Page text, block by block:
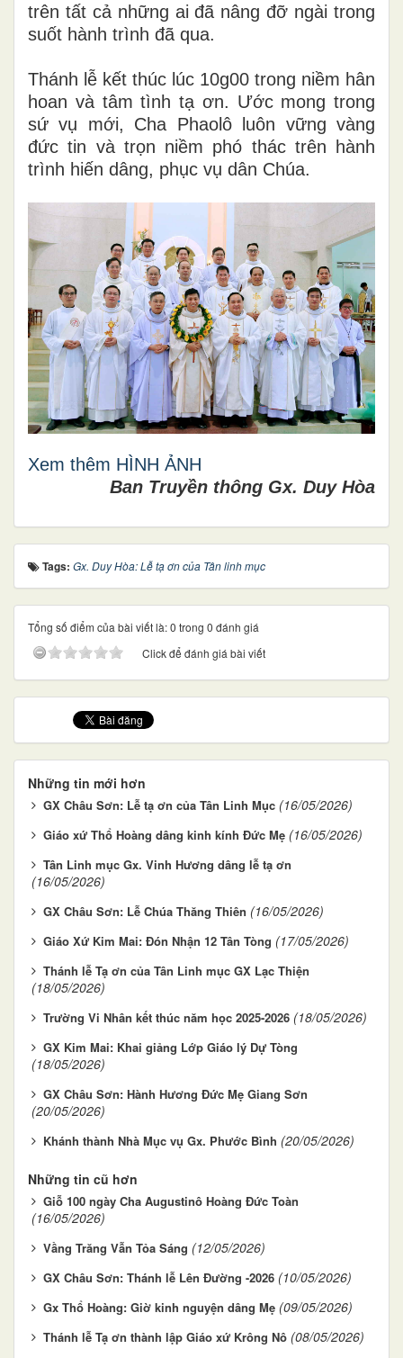
trên tất cả những ai đã nâng đỡ ngài trong
suốt hành trình đã qua.
Thánh lễ kết thúc lúc 10g00 trong niềm hân
hoan và tâm tình tạ ơn. Ước mong trong
sứ vụ mới, Cha Phaolô luôn vững vàng
đức tin và trọn niềm phó thác trên hành
trình hiến dâng, phục vụ dân Chúa.
Xem thêm HÌNH ẢNH
Ban Truyền thông Gx. Duy Hòa
Tags: Gx. Duy Hòa: Lễ tạ ơn của Tân linh mục
Tổng số điểm của bài viết là: 0 trong 0 đánh giá
Click để đánh giá bài viết
Những tin mới hơn
GX Châu Sơn: Lễ tạ ơn của Tân Linh Mục (16/05/2026)
Giáo xứ Thổ Hoàng dâng kinh kính Đức Mẹ (16/05/2026)
Tân Linh mục Gx. Vinh Hương dâng lễ tạ ơn
(16/05/2026)
GX Châu Sơn: Lễ Chúa Thăng Thiên (16/05/2026)
Giáo Xứ Kim Mai: Đón Nhận 12 Tân Tòng (17/05/2026)
Thánh lễ Tạ ơn của Tân Linh mục GX Lạc Thiện
(18/05/2026)
Trường Vi Nhân kết thúc năm học 2025-2026 (18/05/2026)
GX Kim Mai: Khai giảng Lớp Giáo lý Dự Tòng
(18/05/2026)
GX Châu Sơn: Hành Hương Đức Mẹ Giang Sơn
(20/05/2026)
Khánh thành Nhà Mục vụ Gx. Phước Bình (20/05/2026)
Những tin cũ hơn
Giỗ 100 ngày Cha Augustinô Hoàng Đức Toàn
(16/05/2026)
Vầng Trăng Vẫn Tỏa Sáng (12/05/2026)
GX Châu Sơn: Thánh lễ Lên Đường -2026 (10/05/2026)
Gx Thổ Hoàng: Giờ kinh nguyện dâng Mẹ (09/05/2026)
Thánh lễ Tạ ơn thành lập Giáo xứ Krông Nô (08/05/2026)